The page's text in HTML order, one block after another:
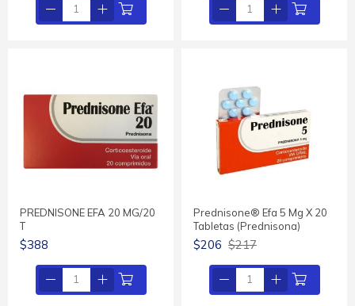
PREDNISONE EFA 20 MG/20
T
$388
Prednisone® Efa 5 Mg X 20
Tabletas (prednisona)
$206 $217